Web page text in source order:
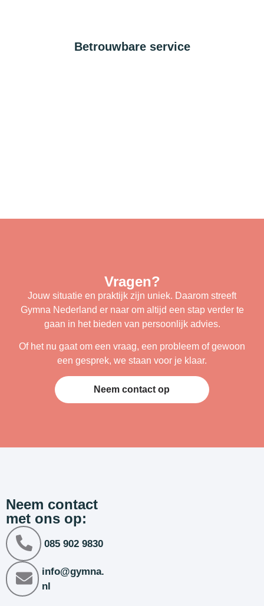
Betrouwbare service
Vragen?
Jouw situatie en praktijk zijn uniek. Daarom streeft
Gymna Nederland er naar om altijd een stap verder te
gaan in het bieden van persoonlijk advies.
Of het nu gaat om een vraag, een probleem of gewoon
een gesprek, we staan voor je klaar.
Neem contact op
Neem contact
met ons op:
085 902 9830
info@gymna.
nl